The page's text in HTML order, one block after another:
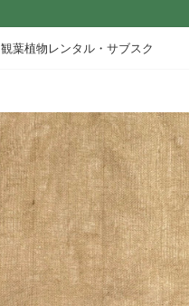
観葉植物レンタル・サブスク